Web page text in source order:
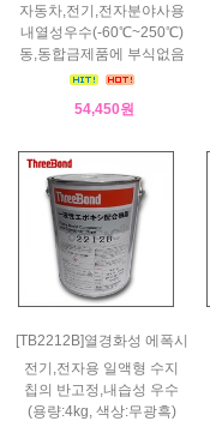
자동차,전기,전자분야사용
내열성우수(-60℃~250℃)
동,동합금제품에 부식없음
54,450원
[TB2212B]열경화성 에폭시
전기,전자용 일액형 수지
칩의 반고정,내습성 우수
(용량:4kg, 색상:무광흑)